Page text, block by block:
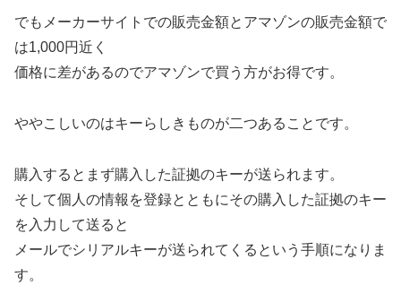
でもメーカーサイトでの販売金額とアマゾンの販売金額で
は1,000円近く
価格に差があるのでアマゾンで買う方がお得です。
ややこしいのはキーらしきものが二つあることです。
購入するとまず購入した証拠のキーが送られます。
そして個人の情報を登録とともにその購入した証拠のキー
を入力して送ると
メールでシリアルキーが送られてくるという手順になりま
す。